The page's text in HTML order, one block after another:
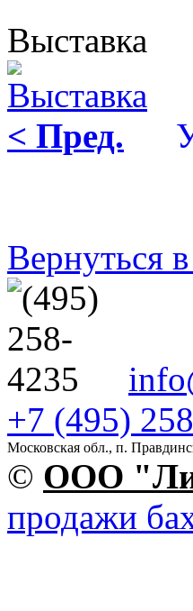
Выставка
< Пред.
Вернуться
+7 (495)
Московская обл., п.
© OOO
продажи